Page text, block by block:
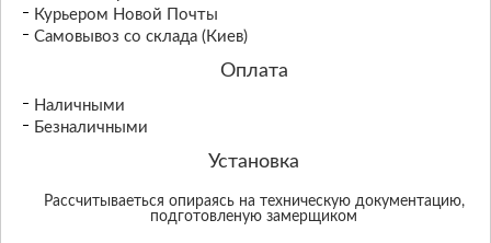
Курьером Новой Почты
Самовывоз со склада (Киев)
Оплата
Наличными
Безналичными
Установка
Рассчитываеться опираясь на техническую документацию,
подготовленую замерщиком